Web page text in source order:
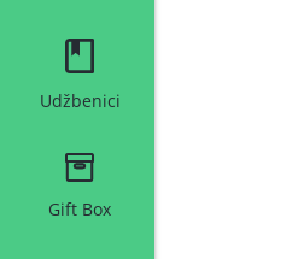
Udžbenici
Gift Box